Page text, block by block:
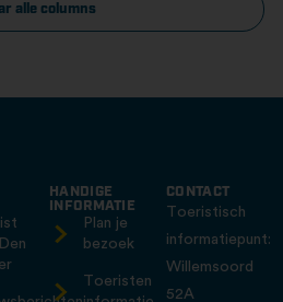
alle columns
HANDIGE
INFORMATIE
Plan je
bezoek
Toeristen
CONTACT
Toeristisch
informatiepunt:
Willemsoord
52A